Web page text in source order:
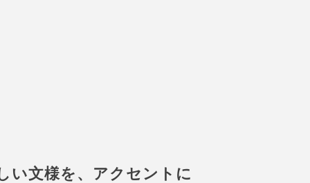
い文様を、アクセントに